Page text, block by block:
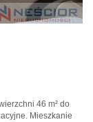
46 m² do
Mieszkanie